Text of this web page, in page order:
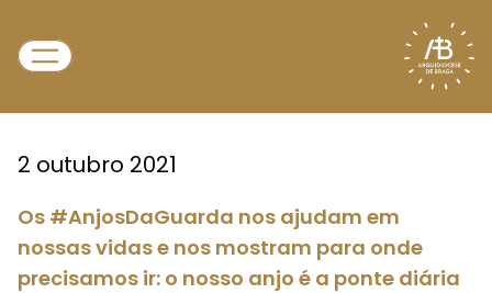
2 outubro 2021
Os #AnjosDaGuarda nos ajudam em
nossas vidas e nos mostram para onde
precisamos ir: o nosso anjo é a ponte diária